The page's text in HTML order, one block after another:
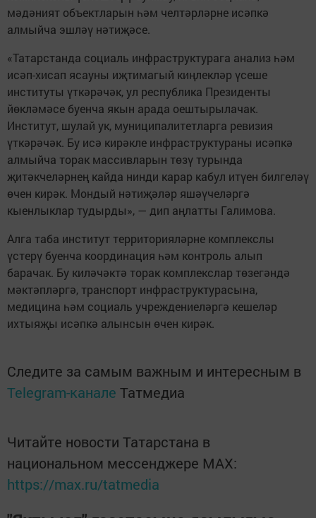
мәдәният объектларын һәм челтәрләрне исәпкә
алмыйча эшләү нәтиҗәсе.
«Татарстанда социаль инфраструктурага анализ һәм
исәп-хисап ясауны иҗтимагый киңлекләр үсеше
институты үткәрәчәк, ул республика Президенты
йөкләмәсе буенча якын арада оештырылачак.
Институт, шулай ук, муниципалитетларга ревизия
үткәрәчәк. Бу исә кирәкле инфраструктураны исәпкә
алмыйча торак массивларын төзү турында
җитәкчеләрнең кайда нинди карар кабул итүен билгеләү
өчен кирәк. Мондый нәтиҗәләр яшәүчеләргә
кыенлыклар тудырды», — дип аңлатты Галимова.
Алга таба институт территорияләрне комплекслы
үстерү буенча координация һәм контроль алып
барачак. Бу киләчәктә торак комплекслар төзегәндә
мәктәпләргә, транспорт инфраструктурасына,
медицина һәм социаль учреждениеләргә кешеләр
ихтыяҗы исәпкә алынсын өчен кирәк.
Следите за самым важным и интересным в
Telegram-канале Татмедиа
Читайте новости Татарстана в
национальном мессенджере MАХ:
https://max.ru/tatmedia